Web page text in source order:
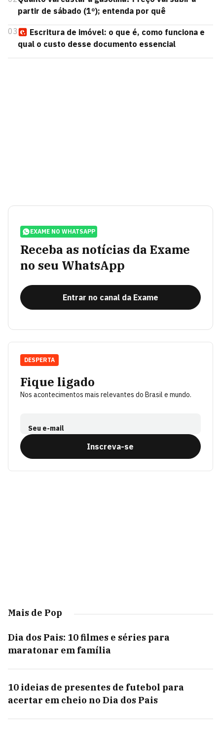
partir de sábado (1º); entenda por quê
03
Escritura de imóvel: o que é, como funciona e
qual o custo desse documento essencial
EXAME NO WHATSAPP
Receba as notícias da Exame
no seu WhatsApp
Entrar no canal da Exame
Fique ligado
Nos acontecimentos mais relevantes do Brasil e mundo.
Seu e-mail
Inscreva-se
DESPERTA
Mais de Pop
Dia dos Pais: 10 filmes e séries para
maratonar em família
10 ideias de presentes de futebol para
acertar em cheio no Dia dos Pais